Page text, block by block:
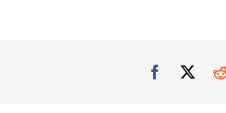
Facebook